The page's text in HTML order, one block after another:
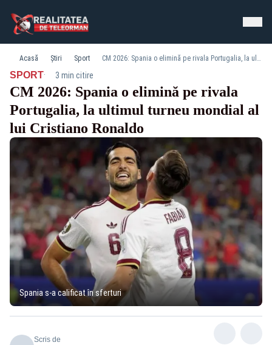
Acasă Știri Sport CM 2026: Spania o elimină pe rivala Portugalia, la ultimul turneu mondial al lui Cristiano Ronaldo
SPORT· 3 min citire
CM 2026: Spania o elimină pe rivala
Portugalia, la ultimul turneu mondial al
lui Cristiano Ronaldo
Spania s-a calificat în sferturi
Scris de